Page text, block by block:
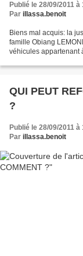
Publié le 28/09/2011 à
Par illassa.benoit
Biens mal acquis: la
famille Obiang
véhicules appartenant
QUI PEUT
?
Publié le 28/09/2011 à
Par illassa.benoit